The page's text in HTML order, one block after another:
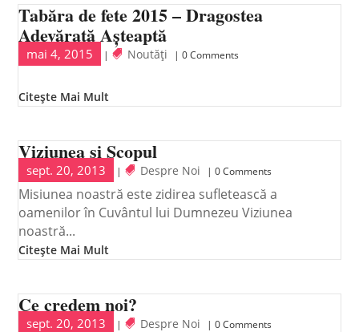
Tabăra de fete 2015 – Dragostea
Adevărată Așteaptă
mai 4, 2015 | Noutăți | 0 Comments
Citește Mai Mult
Viziunea și Scopul
sept. 20, 2013 | Despre Noi | 0 Comments
Misiunea noastră este zidirea sufletească a
oamenilor în Cuvântul lui Dumnezeu Viziunea
noastră...
Citește Mai Mult
Ce credem noi?
sept. 20, 2013 | Despre Noi | 0 Comments